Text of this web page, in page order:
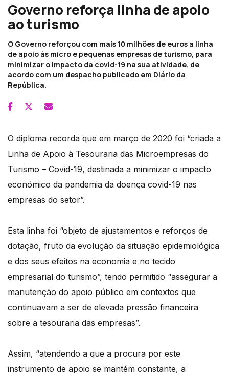
Governo reforça linha de apoio
ao turismo
O Governo reforçou com mais 10 milhões de euros a linha
de apoio às micro e pequenas empresas de turismo, para
minimizar o impacto da covid-19 na sua atividade, de
acordo com um despacho publicado em Diário da
República.
O diploma recorda que em março de 2020 foi “criada a
Linha de Apoio à Tesouraria das Microempresas do
Turismo – Covid-19, destinada a minimizar o impacto
económico da pandemia da doença covid-19 nas
empresas do setor”.
Esta linha foi “objeto de ajustamentos e reforços de
dotação, fruto da evolução da situação epidemiológica
e dos seus efeitos na economia e no tecido
empresarial do turismo”, tendo permitido “assegurar a
manutenção do apoio público em contextos que
continuavam a ser de elevada pressão financeira
sobre a tesouraria das empresas”.
Assim, “atendendo a que a procura por este
instrumento de apoio se mantém constante, a